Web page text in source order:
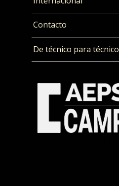
Contacto
De técnico para técnico